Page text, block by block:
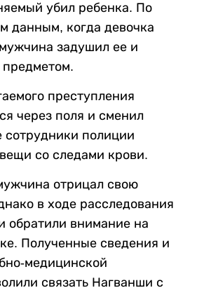
убил ребенка. По
данным, когда девочка
задушил ее и
преступления
через поля и сменил
полиции
со следами крови.
отрицал свою
в ходе расследования
обратили внимание на
Полученные сведения и
медицинской
связать Нагванши с